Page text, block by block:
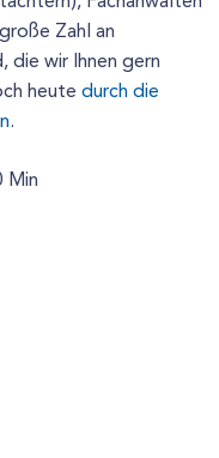
Zahl an
die wir Ihnen gern
heute durch die
.
Min